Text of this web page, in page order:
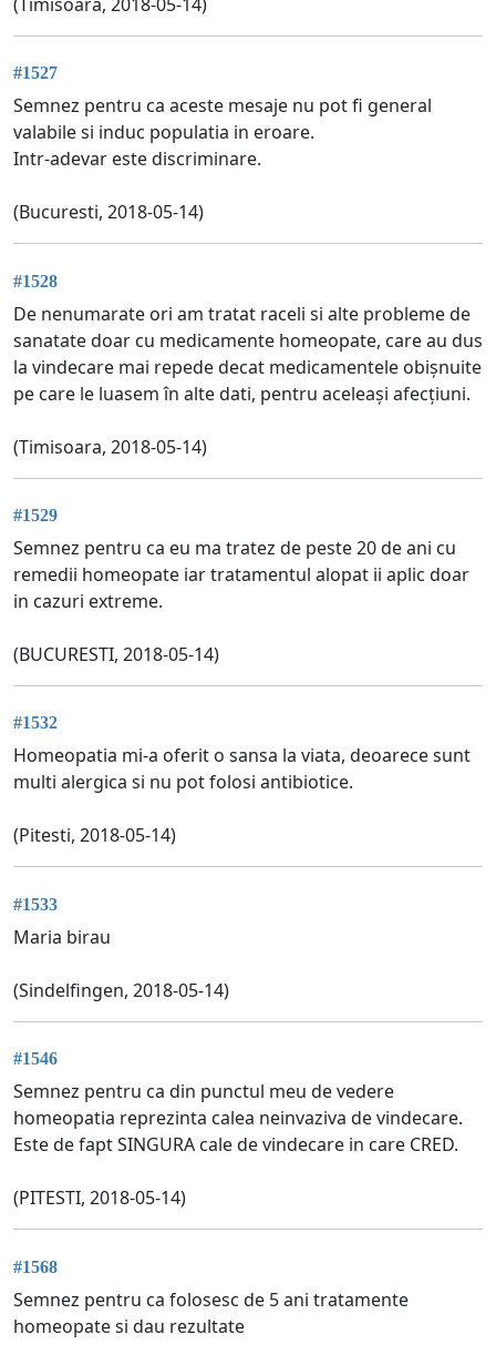
#1527
Semnez pentru ca aceste mesaje nu pot fi general
valabile si induc populatia in eroare.
Intr-adevar este discriminare.
(Bucuresti, 2018-05-14)
#1528
De nenumarate ori am tratat raceli si alte probleme de
sanatate doar cu medicamente homeopate, care au dus
la vindecare mai repede decat medicamentele obișnuite
pe care le luasem în alte dati, pentru aceleași afecțiuni.
(Timisoara, 2018-05-14)
#1529
Semnez pentru ca eu ma tratez de peste 20 de ani cu
remedii homeopate iar tratamentul alopat ii aplic doar
in cazuri extreme.
(BUCURESTI, 2018-05-14)
#1532
Homeopatia mi-a oferit o sansa la viata, deoarece sunt
multi alergica si nu pot folosi antibiotice.
(Pitesti, 2018-05-14)
#1533
Maria birau
(Sindelfingen, 2018-05-14)
#1546
Semnez pentru ca din punctul meu de vedere
homeopatia reprezinta calea neinvaziva de vindecare.
Este de fapt SINGURA cale de vindecare in care CRED.
(PITESTI, 2018-05-14)
#1568
Semnez pentru ca folosesc de 5 ani tratamente
homeopate si dau rezultate